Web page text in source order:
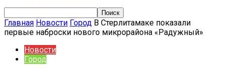
Главная Новости Город В Стерлитамаке показали
первые наброски нового микрорайона «Радужный»
Новости
Город